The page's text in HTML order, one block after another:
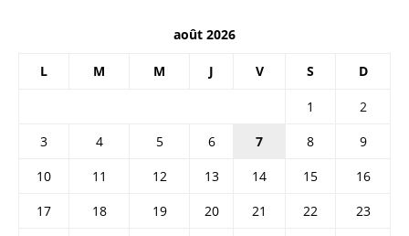
août 2026
L M M J V S D
1
2
3
4 5 6 7 8
9
10
11 12 13 14 15
16
17
18 19 20 21 22
23